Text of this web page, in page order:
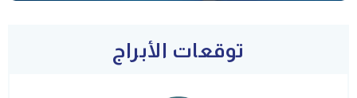
توقعات الأبراج